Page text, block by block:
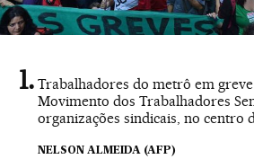
Trabalhadores do metrô em
Movimento dos Trabalhadores
organizações sindicais, no centro
NELSON ALMEIDA (AFP)